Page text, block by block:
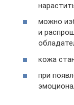
можно
и
кожа
при